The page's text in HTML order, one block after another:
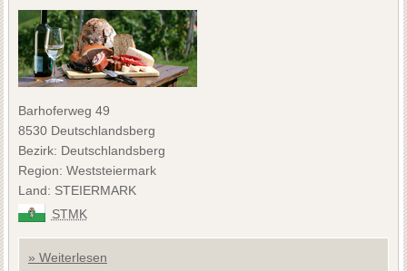
Barhoferweg 49
8530 Deutschlandsberg
Bezirk: Deutschlandsberg
Region: Weststeiermark
Land: STEIERMARK
STMK
» Weiterlesen